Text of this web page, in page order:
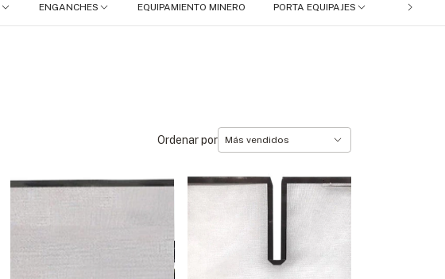
ENGANCHES EQUIPAMIENTO MINERO PORTA EQUIPAJES FC 4X4
Ordenar por